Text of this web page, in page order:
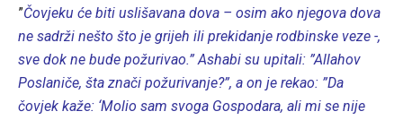
”Čovjeku će biti uslišavana dova – osim ako njegova dova
ne sadrži nešto što je grijeh ili prekidanje rodbinske veze -,
sve dok ne bude požurivao.” Ashabi su upitali: ”Allahov
Poslaniče, šta znači požurivanje?”, a on je rekao: ”Da
čovjek kaže: ‘Molio sam svoga Gospodara, ali mi se nije